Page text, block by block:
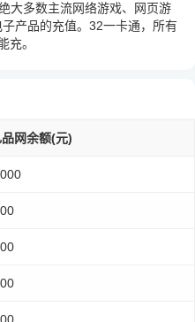
大多数主流网络游戏、网页游
产品的充值。32一卡通，所有
充。
网余额(元)